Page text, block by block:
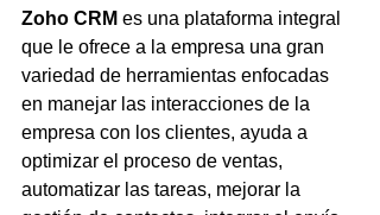
Zoho CRM es una plataforma integral
que le ofrece a la empresa una gran
variedad de herramientas enfocadas
en manejar las interacciones de la
empresa con los clientes, ayuda a
optimizar el proceso de ventas,
automatizar las tareas, mejorar la